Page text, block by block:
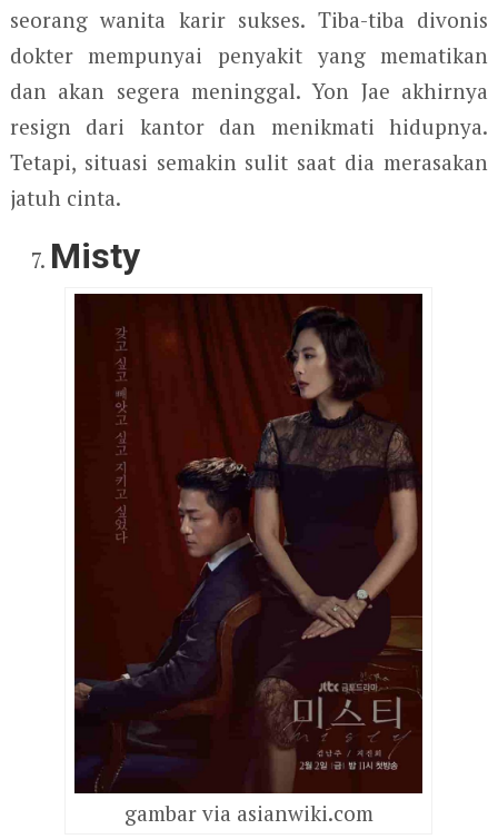
seorang wanita karir sukses. Tiba-tiba divonis
dokter mempunyai penyakit yang mematikan
dan akan segera meninggal. Yon Jae akhirnya
resign dari kantor dan menikmati hidupnya.
Tetapi, situasi semakin sulit saat dia merasakan
jatuh cinta.
Misty
gambar via asianwiki.com